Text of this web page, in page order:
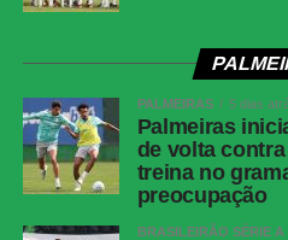
PALMEIRAS 5 dias
Palmeiras
de volta
treina no
preocupação
BRASILEIRÃO SÉRIE A